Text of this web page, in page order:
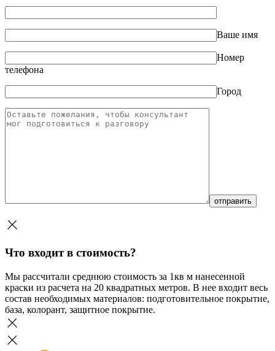
Ваше имя
Номер
телефона
Город
Что входит в стоимость?
Мы рассчитали среднюю стоимость за 1кв м нанесенной
краски из расчета на 20 квадратных метров. В нее входит весь
состав необходимых материалов: подготовительное покрытие,
база, колорант, защитное покрытие.